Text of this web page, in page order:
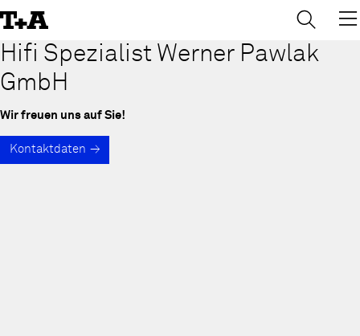
to
Content
Hifi Spezialist Werner Pawlak
GmbH
Wir freuen uns auf Sie!
Kontaktdaten
→ ×